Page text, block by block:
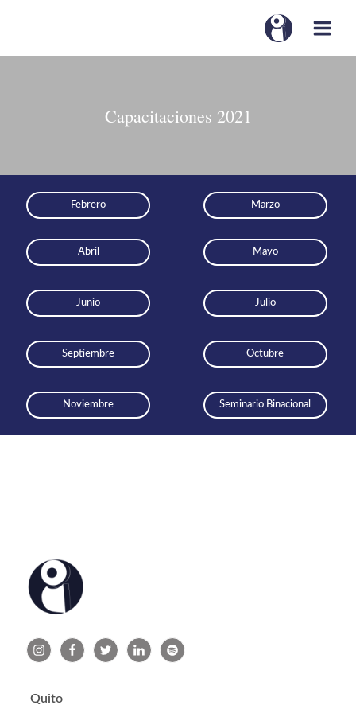
Capacitaciones 2021
Febrero Marzo
Abril Mayo
Junio Julio
Septiembre Octubre
Noviembre Seminario Binacional
Quito